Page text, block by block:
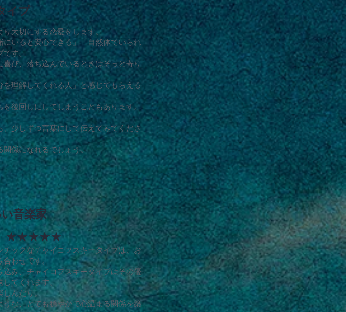
イプ
り大切にする恋愛をします。
いると安心できる」「自然体でいられ
す。
び、落ち込んでいるときはそっと寄り
理解してくれる人」と感じてもらえる
後回しにしてしまうこともあります。
少しずつ言葉にして伝えてみてくださ
関係になれるでしょう。
音楽家
プ ★★★★★
ックなチャイコフスキータイプは、お
わせです。
み、チャイコフスキータイプはその優
してくれます。
しんだり。
な、とても穏やかで心温まる関係を築